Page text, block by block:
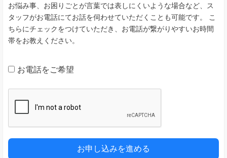
p
a
n
+
1
お悩み事、お困りごとが言葉では表しにくいような場合など、ス
タッフがお電話にてお話を伺わせていただくことも可能です。 こ
ちらにチェックをつけていただき、お電話が繋がりやすいお時間
帯をお教えください。
お電話をご希望
お申し込みを進める